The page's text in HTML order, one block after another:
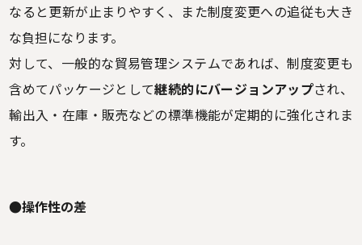
なると更新が止まりやすく、また制度変更への追従も大き
な負担になります。
対して、一般的な貿易管理システムであれば、制度変更も
含めてパッケージとして継続的にバージョンアップされ、
輸出入・在庫・販売などの標準機能が定期的に強化されま
す。
●操作性の差